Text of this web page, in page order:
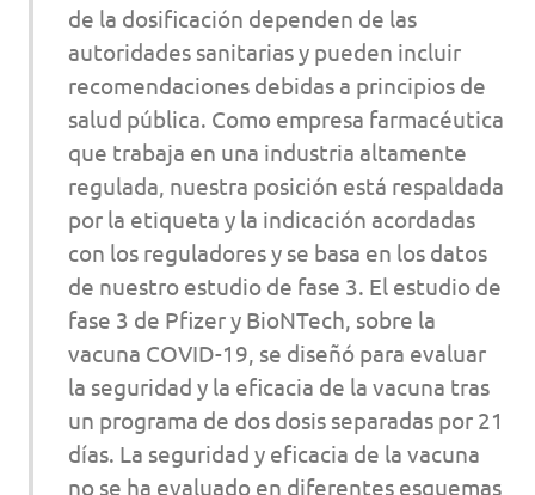
de la dosificación dependen de las
autoridades sanitarias y pueden incluir
recomendaciones debidas a principios de
salud pública. Como empresa farmacéutica
que trabaja en una industria altamente
regulada, nuestra posición está respaldada
por la etiqueta y la indicación acordadas
con los reguladores y se basa en los datos
de nuestro estudio de fase 3. El estudio de
fase 3 de Pfizer y BioNTech, sobre la
vacuna COVID-19, se diseñó para evaluar
la seguridad y la eficacia de la vacuna tras
un programa de dos dosis separadas por 21
días. La seguridad y eficacia de la vacuna
no se ha evaluado en diferentes esquemas